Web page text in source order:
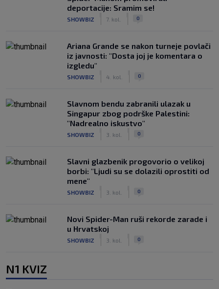
deportacije: Sramim se!
SHOWBIZ 7. kol. 0
Ariana Grande se nakon turneje povlači
iz javnosti: "Dosta joj je komentara o
izgledu"
SHOWBIZ 4. kol. 0
Slavnom bendu zabranili ulazak u
Singapur zbog podrške Palestini:
"Nadrealno iskustvo"
SHOWBIZ 3. kol. 0
Slavni glazbenik progovorio o velikoj
borbi: "Ljudi su se dolazili oprostiti od
mene"
SHOWBIZ 3. kol. 0
Novi Spider-Man ruši rekorde zarade i
u Hrvatskoj
SHOWBIZ 3. kol. 0
N1 KVIZ